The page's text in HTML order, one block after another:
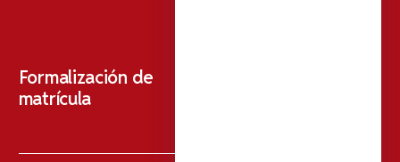
Formalización de
matrícula